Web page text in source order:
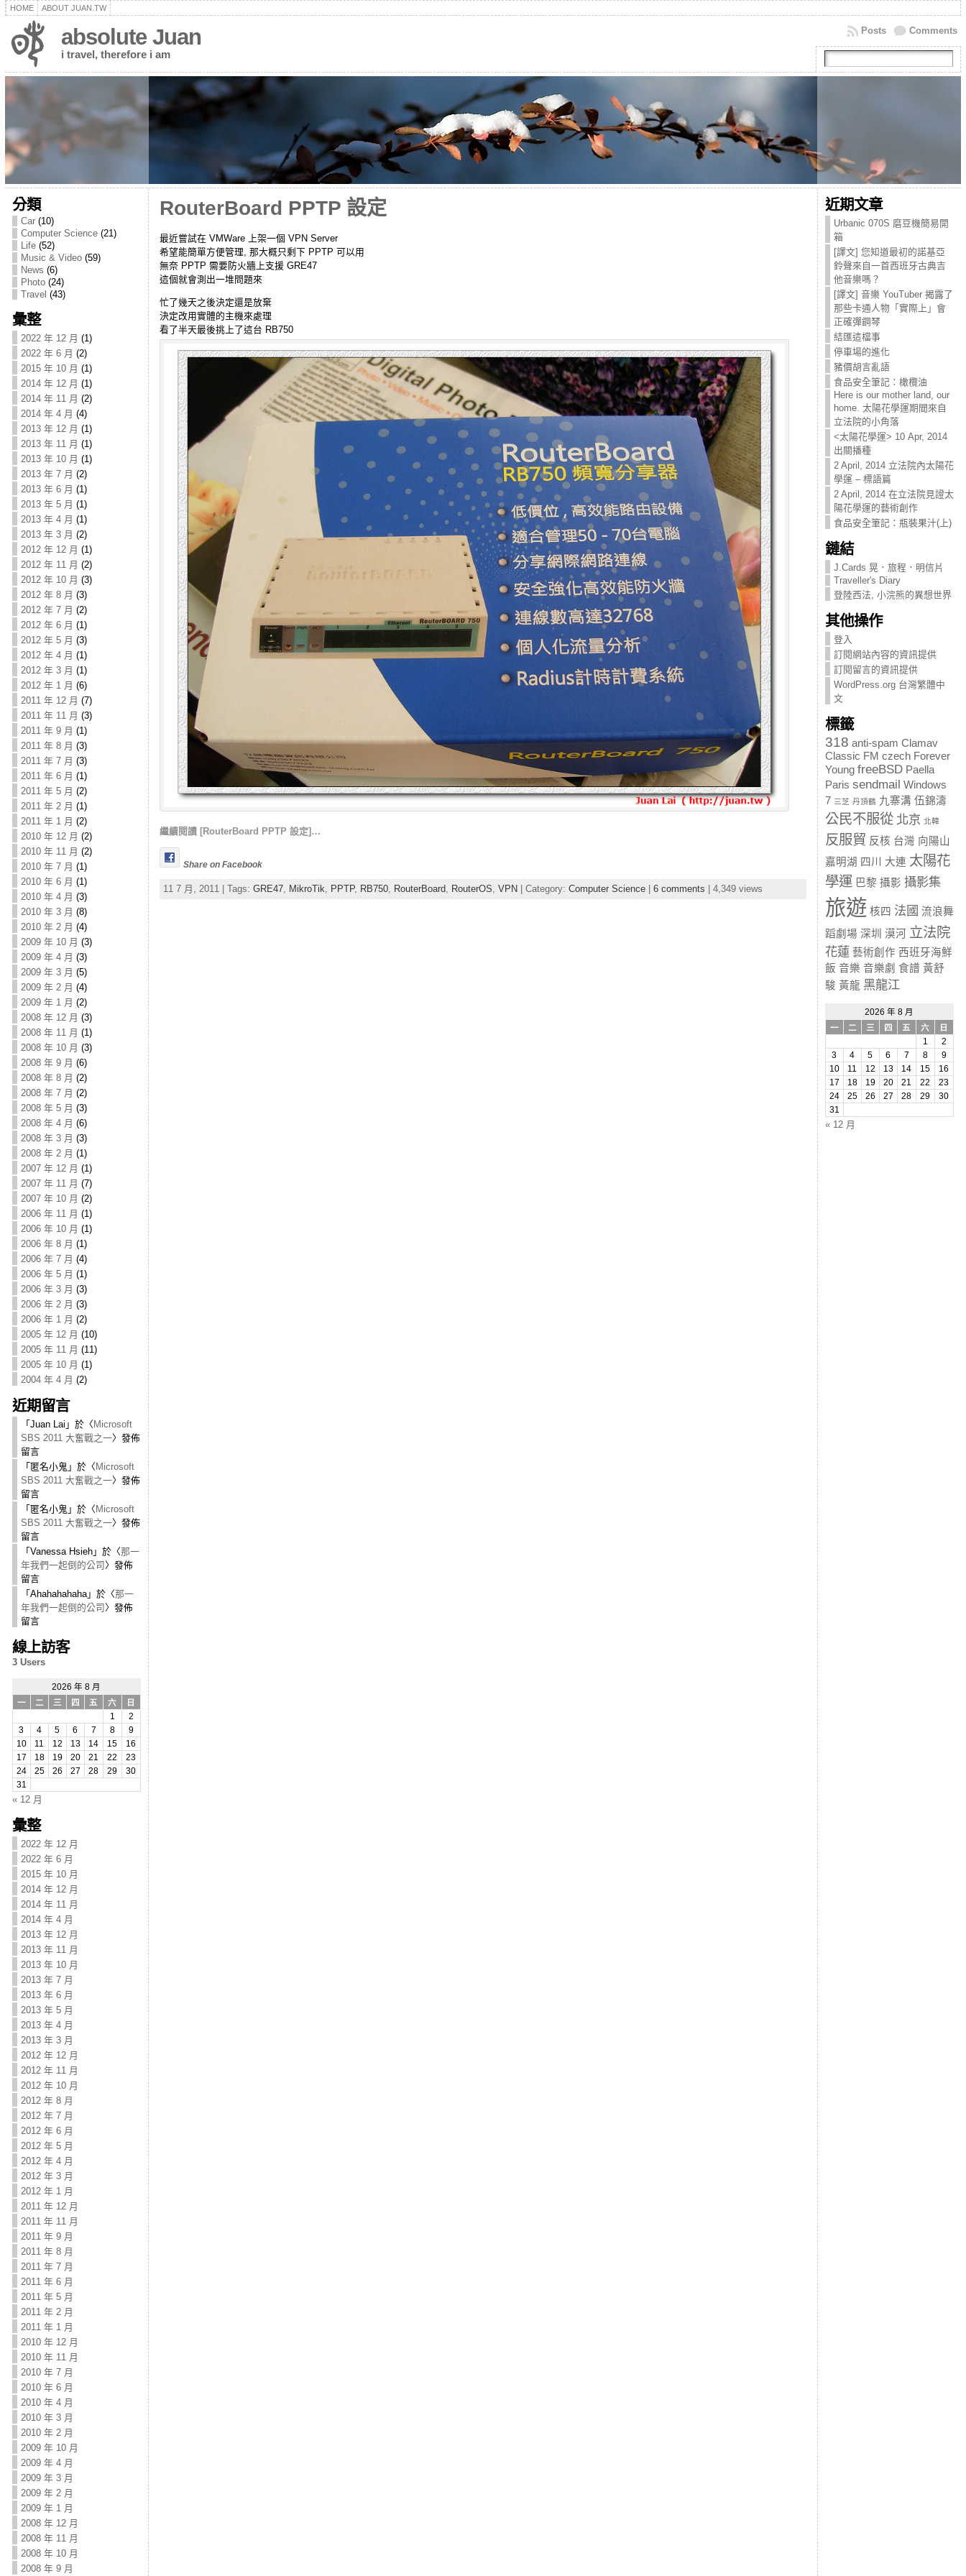
HOME ABOUT JUAN.TW
absolute Juan
i travel, therefore i am
Comments
Posts
分類
Car(10)
Computer Science(21)
Life(52)
Music & Video(59)
News (6)
Photo(24)
Travel (43)
彙整
2022 年 12 月 (1)
2022 年 6 月 (2)
2015 年 10 月 (1)
2014 年 12 月 (1)
2014 年 11 月 (2)
2014 年 4 月 (4)
2013 年 12 月 (1)
2013 年 11 月 (1)
2013 年 10 月 (1)
2013 年 7 月 (2)
2013 年 6 月 (1)
2013 年 5 月 (1)
2013 年 4 月 (1)
2013 年 3 月 (2)
2012 年 12 月 (1)
2012 年 11 月 (2)
2012 年 10 月 (3)
2012 年 8 月 (3)
2012 年 7 月 (2)
2012 年 6 月 (1)
2012 年 5 月 (3)
2012 年 4 月 (1)
2012 年 3 月 (1)
2012 年 1 月 (6)
2011 年 12 月 (7)
2011 年 11 月 (3)
2011 年 9 月 (1)
2011 年 8 月 (3)
2011 年 7 月 (3)
2011 年 6 月 (1)
2011 年 5 月 (2)
2011 年 2 月 (1)
2011 年 1 月 (2)
2010 年 12 月 (2)
2010 年 11 月 (2)
2010 年 7 月 (1)
2010 年 6 月 (1)
2010 年 4 月 (3)
2010 年 3 月 (8)
2010 年 2 月 (4)
2009 年 10 月 (3)
2009 年 4 月 (3)
2009 年 3 月 (5)
2009 年 2 月 (4)
2009 年 1 月 (2)
2008 年 12 月 (3)
2008 年 11 月 (1)
2008 年 10 月 (3)
2008 年 9 月 (6)
2008 年 8 月 (2)
2008 年 7 月 (2)
2008 年 5 月 (3)
2008 年 4 月 (6)
2008 年 3 月 (3)
2008 年 2 月 (1)
2007 年 12 月 (1)
2007 年 11 月 (7)
2007 年 10 月 (2)
2006 年 11 月 (1)
2006 年 10 月 (1)
2006 年 8 月 (1)
2006 年 7 月 (4)
2006 年 5 月 (1)
2006 年 3 月 (3)
2006 年 2 月 (3)
2006 年 1 月 (2)
2005 年 12 月 (10)
2005 年 11 月 (11)
2005 年 10 月 (1)
2004 年 4 月 (2)
近期留言
「 Juan Lai 」於〈 Microsoft
SBS 2011 大奮戰之一〉發佈
留言
「 匿名小鬼 」於〈 Microsoft
SBS 2011 大奮戰之一〉發佈
留言
「 匿名小鬼 」於〈 Microsoft
SBS 2011 大奮戰之一〉發佈
留言
「 Vanessa Hsieh」於〈那一
年我們一起倒的公司 〉發佈
留言
「 Ahahahahaha」於〈那一
年我們一起倒的公司 〉發佈
留言
線上訪客
3 Users
2026 年 8 月
一
二 三 四 五 六
日
1
2
3
4 5 6 7 8
9
10
11 12 13 14 15
16
17
18 19 20 21 22
23
24
25 26 27 28 29
30
31
« 12 月
彙整
2022 年 12 月
2022 年 6 月
2015 年 10 月
2014 年 12 月
2014 年 11 月
2014 年 4 月
2013 年 12 月
2013 年 11 月
2013 年 10 月
2013 年 7 月
2013 年 6 月
2013 年 5 月
2013 年 4 月
2013 年 3 月
2012 年 12 月
2012 年 11 月
2012 年 10 月
2012 年 8 月
2012 年 7 月
2012 年 6 月
2012 年 5 月
2012 年 4 月
2012 年 3 月
2012 年 1 月
2011 年 12 月
2011 年 11 月
2011 年 9 月
2011 年 8 月
2011 年 7 月
2011 年 6 月
2011 年 5 月
2011 年 2 月
2011 年 1 月
2010 年 12 月
2010 年 11 月
2010 年 7 月
2010 年 6 月
2010 年 4 月
2010 年 3 月
2010 年 2 月
2009 年 10 月
2009 年 4 月
2009 年 3 月
2009 年 2 月
2009 年 1 月
2008 年 12 月
2008 年 11 月
2008 年 10 月
2008 年 9 月
RouterBoard PPTP 設定
最近嘗試在 VMWare 上架一個 VPN Server
希望能簡單方便管理, 那大概只剩下 PPTP 可以用
無奈 PPTP 需要防火牆上支援 GRE47
這個就會測出一堆問題來
忙了幾天之後決定還是放棄
決定改用實體的主機來處理
看了半天最後挑上了這台 RB750
繼續閱讀 [RouterBoard PPTP 設定]…
Share on Facebook
11 7 月, 2011 | Tags: GRE47, MikroTik, PPTP, RB750, RouterBoard, RouterOS, VPN | Category: Computer Science| 6 comments | 4,349 views
近期文章
Urbanic 070S 磨豆機簡易開
箱
[譯文] 您知道最初的諾基亞
鈴聲來自一首西班牙古典吉
他音樂嗎？
[譯文] 音樂 YouTuber 揭露了
那些卡通人物「實際上」會
正確彈鋼琴
結匯這檔事
停車場的進化
豬價胡言亂語
食品安全筆記：橄欖油
Here is our mother land, our
home. 太陽花學運期間來自
立法院的小角落
<太陽花學運> 10 Apr, 2014
出關播種
2 April, 2014 立法院內太陽花
學運 – 標語篇
2 April, 2014 在立法院見證太
陽花學運的藝術創作
食品安全筆記：瓶裝果汁(上)
鏈結
J.Cards 晃．旅程．明信片
Traveller's Diary
登陸西法, 小浣熊的異想世界
其他操作
登入
訂閱網站內容的資訊提供
訂閱留言的資訊提供
WordPress.org 台灣繁體中
文
標籤
318 anti-spam Clamav
Classic FM czech Forever
Young freeBSD Paella
Paris sendmail Windows
7 三芝 丹頂鶴 九寨溝 伍錦濤
公民不服從 北京 北韓
反服貿 反核 台灣 向陽山
嘉明湖 四川 大連 太陽花
學運 巴黎 攝影 攝影集
旅遊 核四 法國 流浪舞
蹈劇場 深圳 漠河 立法院
花蓮 藝術創作 西班牙海鮮
飯 音樂 音樂劇 食譜 黃舒
駿 黃龍 黑龍江
2026 年 8 月
一
二 三 四 五 六
日
1
2
3
4 5 6 7 8
9
10
11 12 13 14 15
16
17
18 19 20 21 22
23
24
25 26 27 28 29
30
31
« 12 月